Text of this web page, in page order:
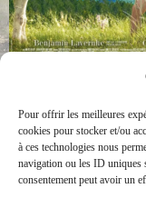
Pour offrir les meilleures
cookies pour stocker et/ou
à ces technologies nous
navigation ou les ID uniques
consentement peut avoir un
périple….